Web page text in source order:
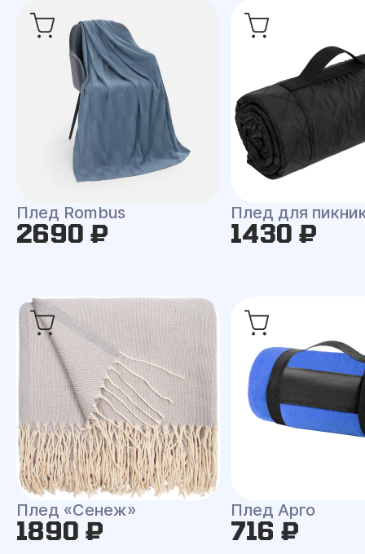
Плед Rombus
2690 ₽
Плед для
1430 ₽
Плед «Сенеж»
1890 ₽
Плед Арго
716 ₽